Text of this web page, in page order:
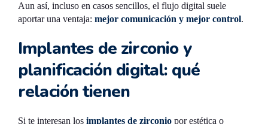
Aun así, incluso en casos sencillos, el flujo digital suele
aportar una ventaja: mejor comunicación y mejor control.
Implantes de zirconio y
planificación digital: qué
relación tienen
Si te interesan los implantes de zirconio por estética o